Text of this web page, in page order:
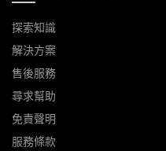
探索知識
解決方案
售後服務
尋求幫助
免責聲明
服務條款